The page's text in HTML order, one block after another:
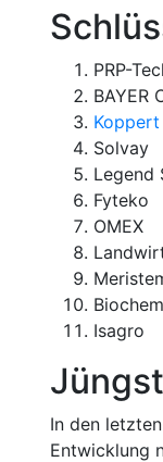
PRP-
BAYER
Solvay
Legend
Fyteko
OMEX
Isagro
In den
Entwicklung